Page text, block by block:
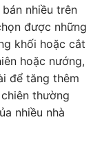
nhiều trên
được những
khối hoặc cắt
hoặc nướng,
để tăng thêm
thường
nhiều nhà